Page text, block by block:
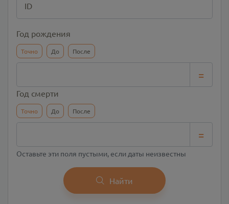
ID
Год рождения
Точно До После
=
Год смерти
Точно До После
=
Оставьте эти поля пустыми, если даты неизвестны
Найти